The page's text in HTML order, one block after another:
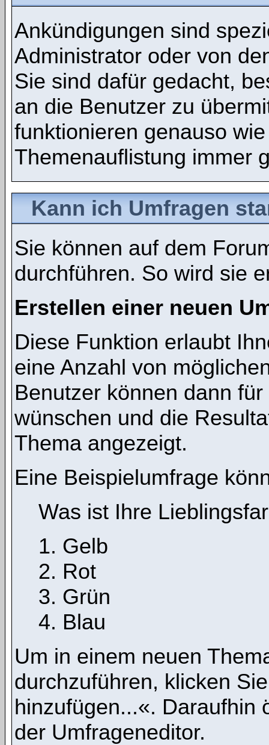
Ankündigungen sind
Administrator oder von
Sie sind dafür gedacht,
an die Benutzer zu
funktionieren genauso
Themenauflistung immer
Kann ich Umfragen
Sie können auf dem
durchführen. So wird sie
Erstellen einer neuen
Diese Funktion erlaubt
eine Anzahl von
Benutzer können dann
wünschen und die
Thema angezeigt.
Eine Beispielumfrage
Was ist Ihre
Gelb
Rot
Grün
Blau
Um in einem neuen
durchzuführen, klicken
hinzufügen...«. Daraufhin
der Umfrageneditor.